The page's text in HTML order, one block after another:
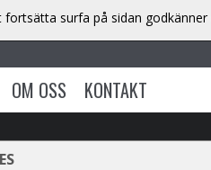
OM OSS KONTAKT
surfa på sidan